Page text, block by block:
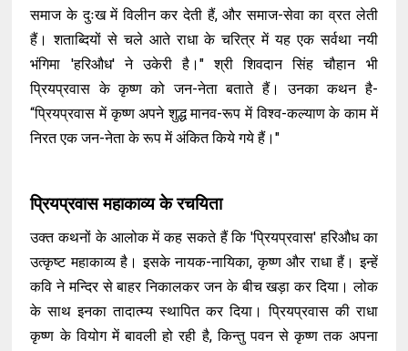
समाज के दुःख में विलीन कर देती हैं, और समाज-सेवा का व्रत लेती
हैं। शताब्दियों से चले आते राधा के चरित्र में यह एक सर्वथा नयी
भंगिमा 'हरिऔध' ने उकेरी है।" श्री शिवदान सिंह चौहान भी
प्रियप्रवास के कृष्ण को जन-नेता बताते हैं। उनका कथन है-
“प्रियप्रवास में कृष्ण अपने शुद्ध मानव-रूप में विश्व-कल्याण के काम में
निरत एक जन-नेता के रूप में अंकित किये गये हैं।"
प्रियप्रवास महाकाव्य के रचयिता
उक्त कथनों के आलोक में कह सकते हैं कि 'प्रियप्रवास' हरिऔध का
उत्कृष्ट महाकाव्य है। इसके नायक-नायिका, कृष्ण और राधा हैं। इन्हें
कवि ने मन्दिर से बाहर निकालकर जन के बीच खड़ा कर दिया। लोक
के साथ इनका तादात्म्य स्थापित कर दिया। प्रियप्रवास की राधा
कृष्ण के वियोग में बावली हो रही है, किन्तु पवन से कृष्ण तक अपना